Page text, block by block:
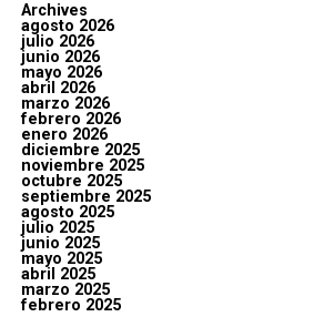
Archives
agosto 2026
julio 2026
junio 2026
mayo 2026
abril 2026
marzo 2026
febrero 2026
enero 2026
diciembre 2025
noviembre 2025
octubre 2025
septiembre 2025
agosto 2025
julio 2025
junio 2025
mayo 2025
abril 2025
marzo 2025
febrero 2025